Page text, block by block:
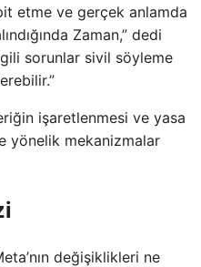
etme ve gerçek anlamda
Zaman,” dedi
sorunlar sivil söyleme
işaretlenmesi ve yasa
yönelik mekanizmalar
değişiklikleri ne